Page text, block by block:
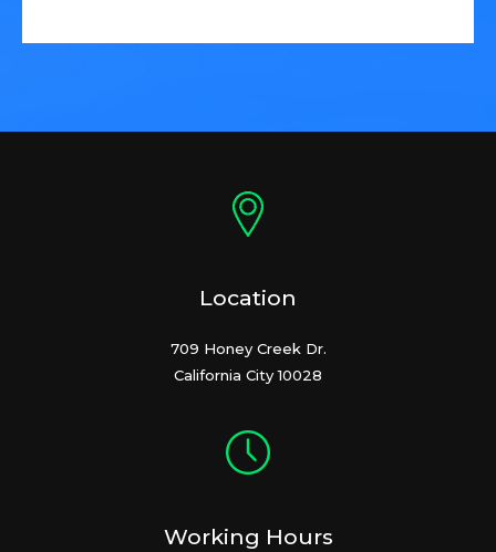
Location
709 Honey Creek Dr.
California City 10028
Working Hours